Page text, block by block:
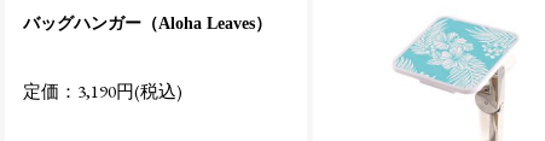
バッグハンガー（Aloha Leaves）
定価：3,190円(税込)